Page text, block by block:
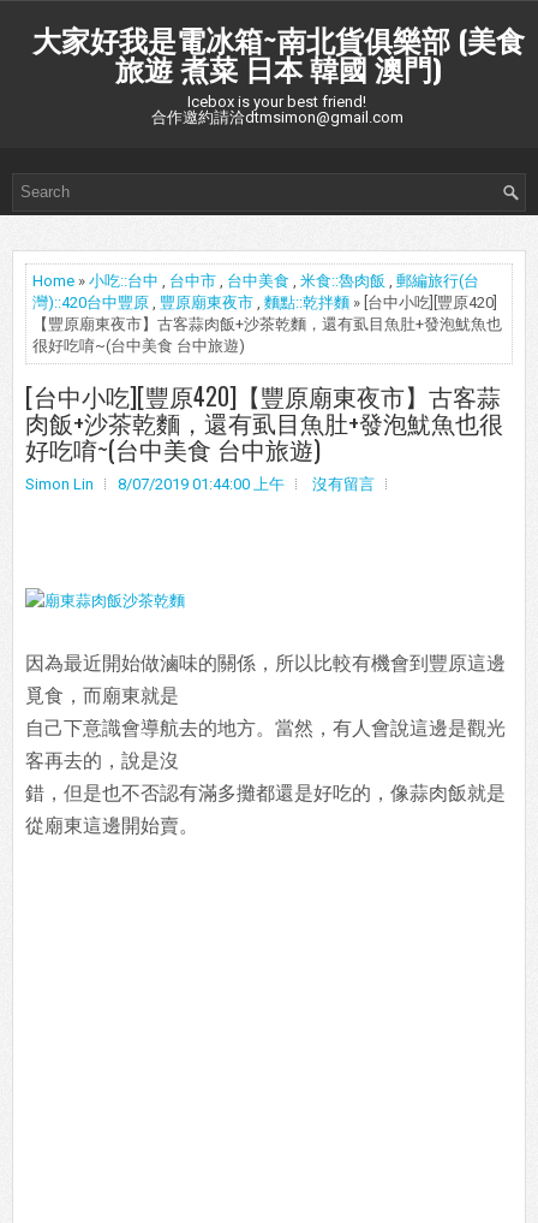
大家好我是電冰箱~南北貨俱樂部 (美食
旅遊 煮菜 日本 韓國 澳門)
Icebox is your best friend!
合作邀約請洽dtmsimon@gmail.com
Home » 小吃::台中 , 台中市 , 台中美食 , 米食::魯肉飯 , 郵編旅行(台
灣)::420台中豐原 , 豐原廟東夜市 , 麵點::乾拌麵 » [台中小吃][豐原420]
【豐原廟東夜市】古客蒜肉飯+沙茶乾麵，還有虱目魚肚+發泡魷魚也
很好吃唷~(台中美食 台中旅遊)
[台中小吃][豐原420]【豐原廟東夜市】古客蒜
肉飯+沙茶乾麵，還有虱目魚肚+發泡魷魚也很
好吃唷~(台中美食 台中旅遊)
Simon Lin 8/07/2019 01:44:00 上午 沒有留言
因為最近開始做滷味的關係，所以比較有機會到豐原這邊
覓食，而廟東就是
自己下意識會導航去的地方。當然，有人會說這邊是觀光
客再去的，說是沒
錯，但是也不否認有滿多攤都還是好吃的，像蒜肉飯就是
從廟東這邊開始賣。